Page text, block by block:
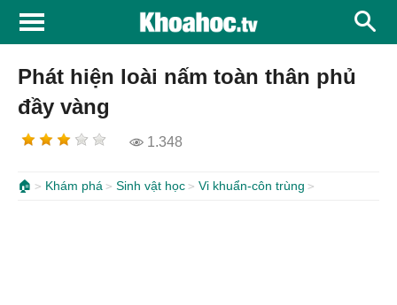
Phát hiện loài nấm toàn thân phủ
đầy vàng
1.348
🏠 Khám phá Sinh vật học Vi khuẩn-côn trùng